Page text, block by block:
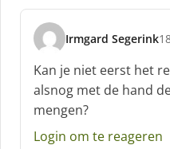
e
f
:
Irmgard Segerink
s
c
h
r
e
e
Kan je niet eerst het
alsnog met de hand
mengen?
Login om te reageren